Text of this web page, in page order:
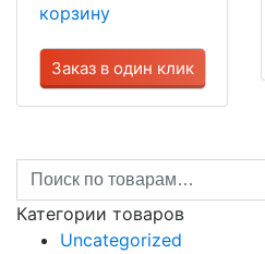
корзину
Заказ в один клик
Искать:
Категории товаров
Uncategorized